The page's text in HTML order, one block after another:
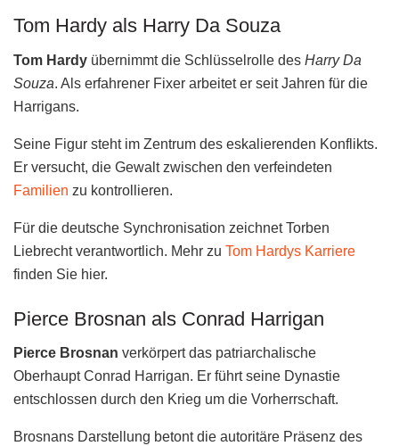
Tom Hardy als Harry Da Souza
Tom Hardy übernimmt die Schlüsselrolle des Harry Da
Souza. Als erfahrener Fixer arbeitet er seit Jahren für die
Harrigans.
Seine Figur steht im Zentrum des eskalierenden Konflikts.
Er versucht, die Gewalt zwischen den verfeindeten
Familien zu kontrollieren.
Für die deutsche Synchronisation zeichnet Torben
Liebrecht verantwortlich. Mehr zu Tom Hardys Karriere
finden Sie hier.
Pierce Brosnan als Conrad Harrigan
Pierce Brosnan verkörpert das patriarchalische
Oberhaupt Conrad Harrigan. Er führt seine Dynastie
entschlossen durch den Krieg um die Vorherrschaft.
Brosnans Darstellung betont die autoritäre Präsenz des